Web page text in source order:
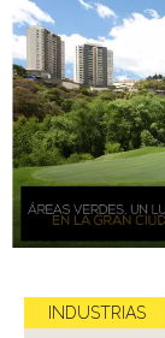
INDUSTRIAS